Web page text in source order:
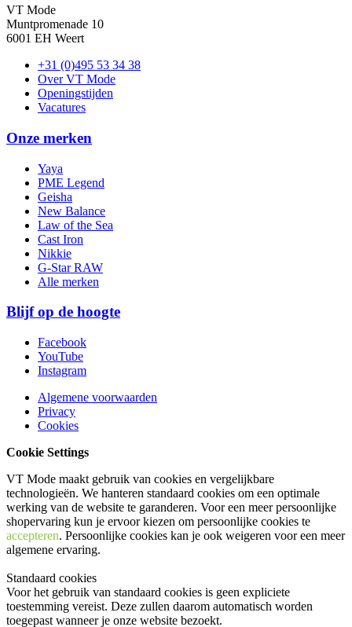
VT Mode
Muntpromenade 10
6001 EH Weert
+31 (0)495 53 34 38
Over VT Mode
Openingstijden
Vacatures
Onze merken
Yaya
PME Legend
Geisha
New Balance
Law of the Sea
Cast Iron
Nikkie
G-Star RAW
Alle merken
Blijf op de hoogte
Facebook
YouTube
Instagram
Algemene voorwaarden
Privacy
Cookies
Cookie Settings
VT Mode maakt gebruik van cookies en vergelijkbare
technologieën. We hanteren standaard cookies om een optimale
werking van de website te garanderen. Voor een meer persoonlijke
shopervaring kun je ervoor kiezen om persoonlijke cookies te
accepteren. Persoonlijke cookies kan je ook weigeren voor een meer
algemene ervaring.
Standaard cookies
Voor het gebruik van standaard cookies is geen expliciete
toestemming vereist. Deze zullen daarom automatisch worden
toegepast wanneer je onze website bezoekt.